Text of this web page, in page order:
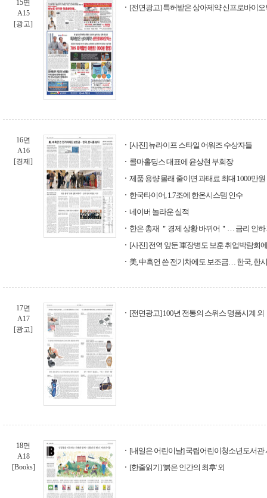
15면
A15
[광고]
[전면광고] 특허받은 상아제약 신프로바이오
16면
A16
[경제]
[사진] 뉴라이프 스타일 어워즈 수상자들
콜마홀딩스 대표에 윤상현 부회장
제품 용량 몰래 줄이면 과태료 최대 1000만원
한국타이어, 1.7조에 한온시스템 인수
네이버 놀라운 실적
한은 총재 ＂경제 상황 바뀌어＂… 금리 인하
[사진] 전역 앞둔 軍장병도 보훈 취업박람회
美, 中흑연 쓴 전기차에도 보조금… 한국, 한
17면
A17
[광고]
[전면광고] 100년 전통의 스위스 명품시계 외
18면
A18
[Books]
[내일은 어린이날] 국립어린이청소년도서관
[한줄읽기] '붉은 인간의 최후' 외